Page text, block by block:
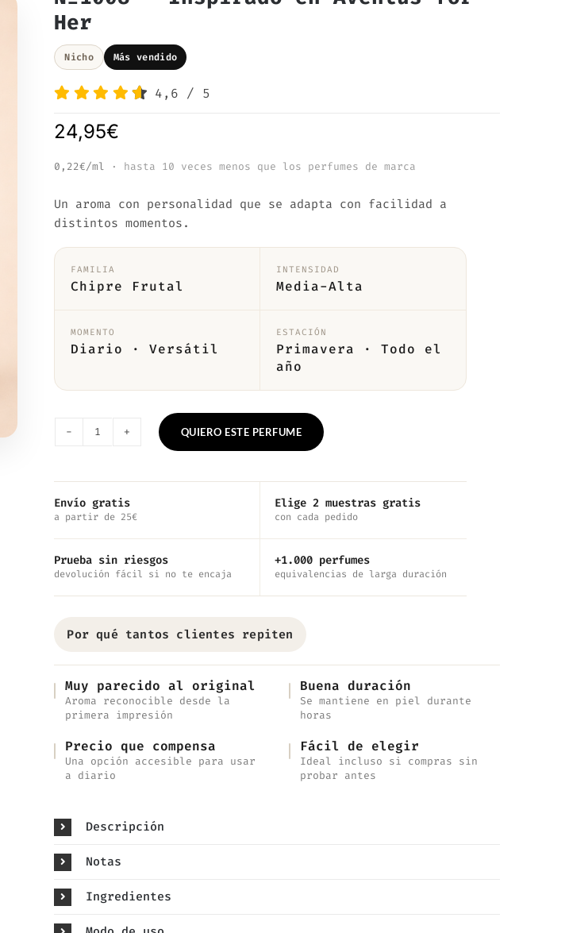
Her
Nicho Más vendido
4,6 / 5
24,95€
0,22€/ml · hasta 10 veces menos que los perfumes de marca
Un aroma con personalidad que se adapta con facilidad a
distintos momentos.
FAMILIA
Chipre Frutal
INTENSIDAD
Media-Alta
MOMENTO
Diario · Versátil
ESTACIÓN
Primavera · Todo el
año
Inspirado
en
for
Her
cantidad
QUIERO ESTE PERFUME
Envío gratis
a partir de 25€
Elige 2 muestras gratis
con cada pedido
Prueba sin riesgos
devolución fácil si no te encaja
+1.000 perfumes
equivalencias de larga duración
Por qué tantos clientes repiten
Muy parecido al original
Aroma reconocible desde la
primera impresión
Buena duración
Se mantiene en piel durante
horas
Precio que compensa
Una opción accesible para usar
a diario
Fácil de elegir
Ideal incluso si compras sin
probar antes
Descripción
Notas
Ingredientes